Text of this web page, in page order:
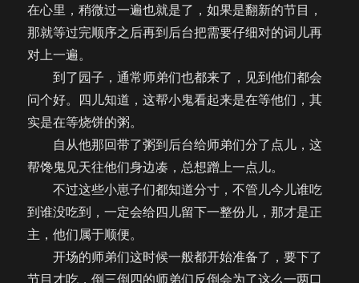
在心里，稍微过一遍也就是了，如果是翻新的节目，
那就等过完顺序之后再到后台把需要仔细对的词儿再
对上一遍。
到了园子，通常师弟们也都来了，见到他们都会
问个好。四儿知道，这帮小鬼看起来是在等他们，其
实是在等烧饼的粥。
自从他那回带了粥到后台给师弟们分了点儿，这
帮馋鬼见天往他们身边凑，总想蹭上一点儿。
不过这些小崽子们都知道分寸，不管儿今儿谁吃
到谁没吃到，一定会给四儿留下一整份儿，那才是正
主，他们属于顺便。
开场的师弟们这时候一般都开始准备了，要下了
节目才吃，倒三倒四的师弟们反倒会为了这么一两口